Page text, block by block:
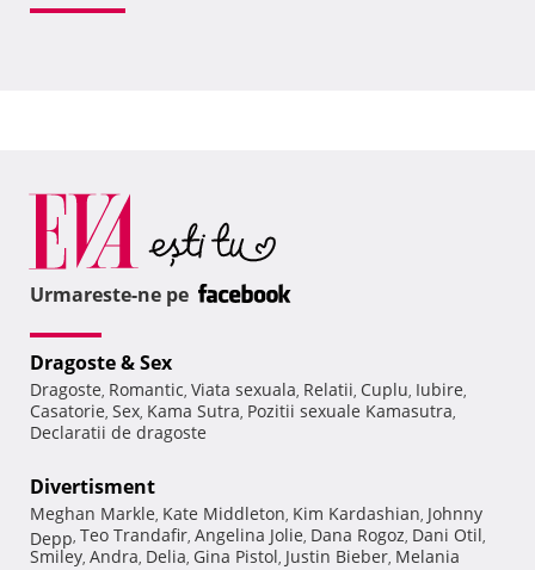
Urmareste-ne pe
Dragoste & Sex
Dragoste, Romantic, Viata sexuala, Relatii, Cuplu, Iubire,
Casatorie, Sex, Kama Sutra, Pozitii sexuale Kamasutra,
Declaratii de dragoste
Divertisment
Meghan Markle, Kate Middleton, Kim Kardashian, Johnny
Depp, Teo Trandafir, Angelina Jolie, Dana Rogoz, Dani Otil,
Smiley, Andra, Delia, Gina Pistol, Justin Bieber, Melania